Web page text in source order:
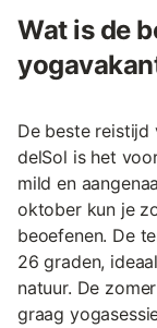
Wat is de
De beste reistijd
delSol is het
mild en
oktober kun je
beoefenen. De
26 graden,
natuur. De
graag